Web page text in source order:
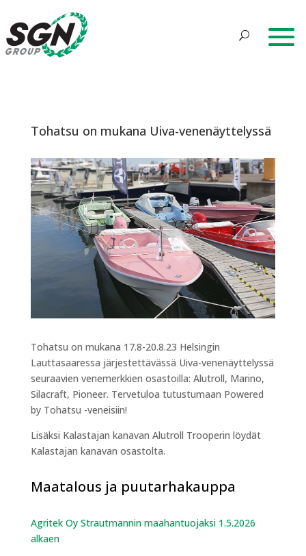
Tohatsu on mukana Uiva-venenäyttelyssä
Tohatsu on mukana 17.8-20.8.23 Helsingin
Lauttasaaressa järjestettävässä Uiva-venenäyttelyssä
seuraavien venemerkkien osastoilla: Alutroll, Marino,
Silacraft, Pioneer. Tervetuloa tutustumaan Powered
by Tohatsu -veneisiin!
Lisäksi Kalastajan kanavan Alutroll Trooperin löydät
Kalastajan kanavan osastolta.
Maatalous ja puutarhakauppa
Agritek Oy Strautmannin maahantuojaksi 1.5.2026
alkaen